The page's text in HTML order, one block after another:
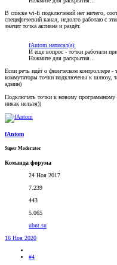
В списке wi-fi подключений нет ничего,
специфический канал, недолго работаю с
значит точка активна и раздёт.
fAntom написал(а):
И еще вопрос - точки работали
Нажмите для раскрытия...
Если речь идёт о физическом контроллере
коммутаторы точки подключены к шлюзу,
админ)
Подключать точки к новому программному
никак нельзя))
fAntom
Super Moderator
Команда форума
24 Ноя 2017
7.239
443
5.065
ubnt.su
16 Ноя 2020
#4